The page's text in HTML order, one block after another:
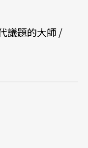
議題的大師 /